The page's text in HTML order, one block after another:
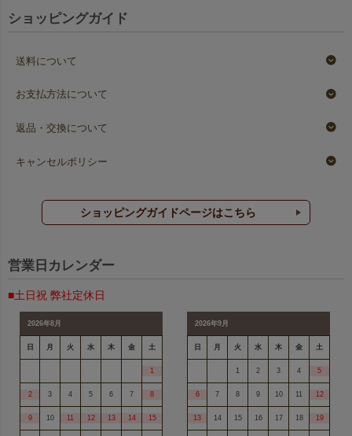
ショッピングガイド
送料について
お支払方法について
返品・交換について
キャンセルポリシー
ショッピングガイドページはこちら
営業日カレンダー
■土日祝 弊社定休日
2026年8月
日 月 火 水 木 金 土
1
2 3 4 5 6 7 8
9 10 11 12 13 14 15
2026年9月
日 月 火 水 木 金 土
1 2 3 4 5
6 7 8 9 10 11 12
13 14 15 16 17 18 19